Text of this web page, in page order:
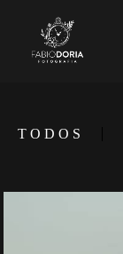
TODOS